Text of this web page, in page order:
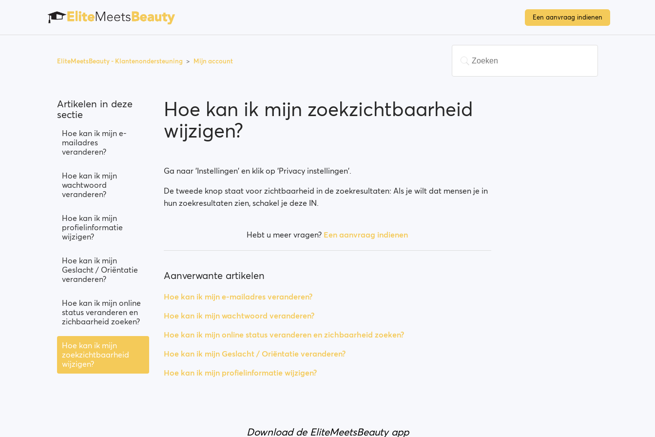
Een aanvraag indienen
EliteMeetsBeauty - Klantenondersteuning Mijn account
Artikelen in deze
sectie
Hoe kan ik mijn e-
mailadres
veranderen?
Hoe kan ik mijn
wachtwoord
veranderen?
Hoe kan ik mijn
profielinformatie
wijzigen?
Hoe kan ik mijn
Geslacht / Oriëntatie
veranderen?
Hoe kan ik mijn online
status veranderen en
zichbaarheid zoeken?
Hoe kan ik mijn
zoekzichtbaarheid
wijzigen?
Hoe kan ik mijn zoekzichtbaarheid
wijzigen?
Ga naar 'Instellingen' en klik op 'Privacy instellingen'.
De tweede knop staat voor zichtbaarheid in de zoekresultaten: Als je wilt dat mensen je in
hun zoekresultaten zien, schakel je deze IN.
Hebt u meer vragen? Een aanvraag indienen
Aanverwante artikelen
Hoe kan ik mijn e-mailadres veranderen?
Hoe kan ik mijn wachtwoord veranderen?
Hoe kan ik mijn online status veranderen en zichbaarheid zoeken?
Hoe kan ik mijn Geslacht / Oriëntatie veranderen?
Hoe kan ik mijn profielinformatie wijzigen?
Download de EliteMeetsBeauty app